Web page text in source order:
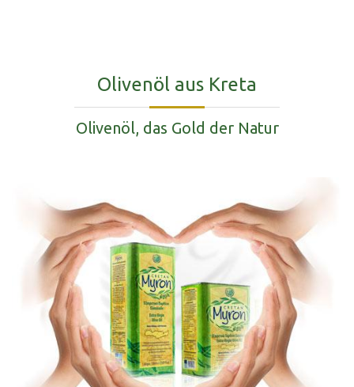
Olivenöl aus Kreta
Olivenöl, das Gold der Natur